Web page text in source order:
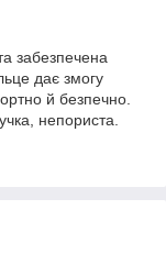
забезпечена
дає змогу
й безпечно.
непориста.